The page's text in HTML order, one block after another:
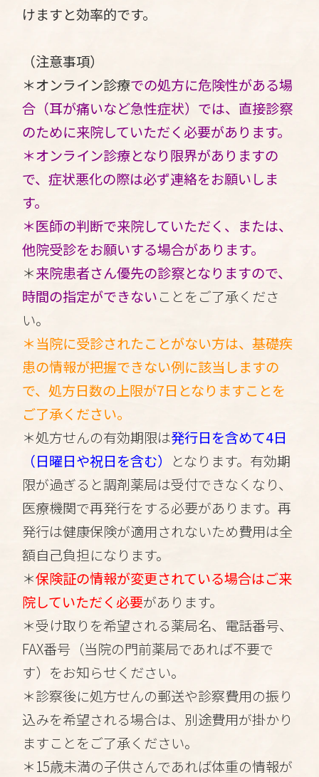
けますと効率的です。
（注意事項）
＊オンライン診療での処方に危険性がある場
合（耳が痛いなど急性症状）では、直接診察
のために来院していただく必要があります。
＊オンライン診療となり限界がありますの
で、症状悪化の際は必ず連絡をお願いしま
す。
＊医師の判断で来院していただく、または、
他院受診をお願いする場合があります。
＊来院患者さん優先の診察となりますので、
時間の指定ができないことをご了承くださ
い。
＊当院に受診されたことがない方は、基礎疾
患の情報が把握できない例に該当しますの
で、処方日数の上限が7日となりますことを
ご了承ください。
＊処方せんの有効期限は発行日を含めて4日
（日曜日や祝日を含む）
となります。有効期
限が過ぎると調剤薬局は受付できなくなり、
医療機関で再発行をする必要があります。再
発行は健康保険が適用されないため費用は全
額自己負担になります。
＊保険証の情報が変更されている場合はご来
院していただく必要があります。
＊受け取りを希望される薬局名、電話番号、
FAX番号（当院の門前薬局であれば不要で
す）をお知らせください。
＊診察後に処方せんの郵送や診察費用の振り
込みを希望される場合は、別途費用が掛かり
ますことをご了承ください。
＊15歳未満の子供さんであれば体重の情報が